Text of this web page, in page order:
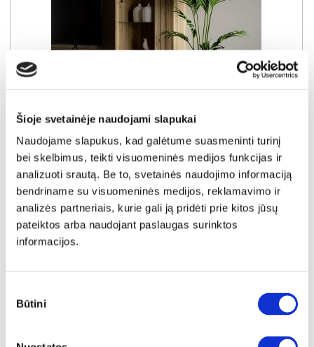
Šioje svetainėje naudojami slapukai
Naudojame slapukus, kad galėtume suasmeninti turinį
bei skelbimus, teikti visuomeninės medijos funkcijas ir
analizuoti srautą. Be to, svetainės naudojimo informaciją
bendriname su visuomeninės medijos, reklamavimo ir
analizės partneriais, kurie gali ją pridėti prie kitos jūsų
pateiktos arba naudojant paslaugas surinktos
informacijos.
pasirinkimas
Būtini
KILLARNEY KQLV712-M802 vitrina
Išmatavimai: A:196cmP: 63cm G:42cm
Kaina taikyta laikotarpiu
2026-07-04 iki 2026-08-03
154€
Pritaikyta nuolaida
- 15€
Kaina galioja sandėlyje esančioms prekėms
139€